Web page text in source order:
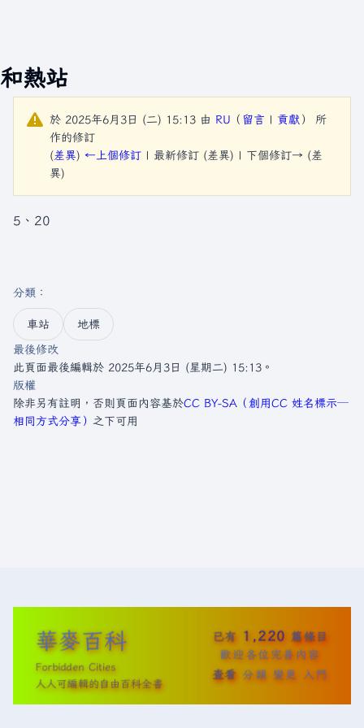
和熱站
於 2025年6月3日 (二) 15:13 由 RU （ 留言 | 貢獻 ）
所
作的修訂
(差異) ←上個修訂 | 最新修訂 (差異) | 下個修訂→ (差
異)
5、20
分類 ：​
車站
地標
最後修改
此頁面最後編輯於 2025年6月3日 (星期二) 15:13。
版權
除非另有註明，否則頁面內容基於CC BY-SA（創用CC 姓名標示─
相同方式分享） 之下可用
華麥百科
Forbidden Cities
人人可編輯的自由百科全書
已有 1,220 篇條目
歡迎各位完善內容
查看 分類 變更 入門